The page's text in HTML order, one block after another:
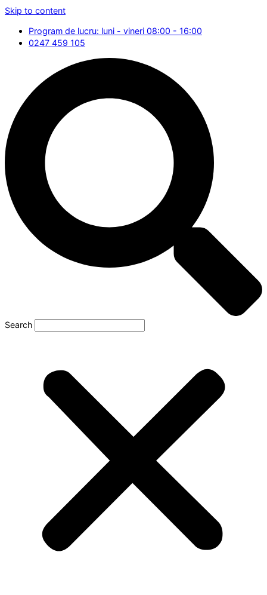
Skip to content
Program de lucru: luni - vineri 08:00 - 16:00
0247 459 105
Search